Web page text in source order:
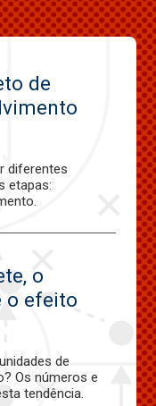
de
diferentes
etapas:
o
o efeito
de
Os números e
tendência.